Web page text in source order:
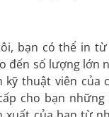
bạn có thể in
đến số lượng lớn
kỹ thuật viên của
cho bạn